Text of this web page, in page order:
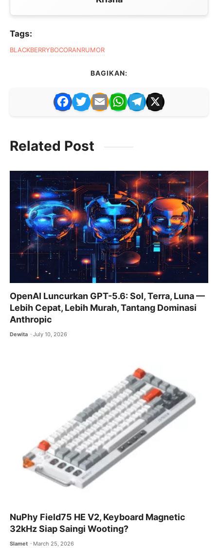
Tags:
BLACKBERRYBOCORANRUMOR
BAGIKAN:
F
a
e
o
o
k
T
w
er
E
m
l
W
h
p
p
T
el
m
X
Related Post
OpenAI Luncurkan GPT-5.6: Sol, Terra, Luna —
Lebih Cepat, Lebih Murah, Tantang Dominasi
Anthropic
Dewita July 10, 2026
NuPhy Field75 HE V2, Keyboard Magnetic
32kHz Siap Saingi Wooting?
Slamet March 25, 2026